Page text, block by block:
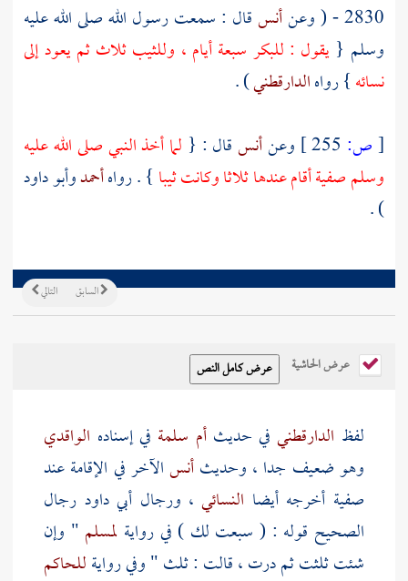
2830 - ( وعن
أنسقال : سمعت رسول الله صلى الله عليه
وسلم { يقول : للبكر سبعة أيام ، وللثيب ثلاث ثم يعود إلى
نسائه} رواهالدارقطني) .
[ص: وعنأنسقال : { لما أخذ النبي صلى الله عليه
وسلمصفيةأقام عندها ثلاثا وكانت ثيبا } . رواهأحمدوأبو داود
) .
التالي السابق
عرض الحاشية
لفظ الدارقطني في حديثأم سلمة في إسناده الواقدي
وهو ضعيف جدا ، وحديثأنسالآخر في الإقامة عند
صفية أخرجه أيضا النسائي ، ورجال أبي داود رجال
الصحيح قوله : ( سبعت لك ) في رواية لمسلم " وإن
شئت ثلثت ثم درت ، قالت : ثلث " وفي روايةللحاكم